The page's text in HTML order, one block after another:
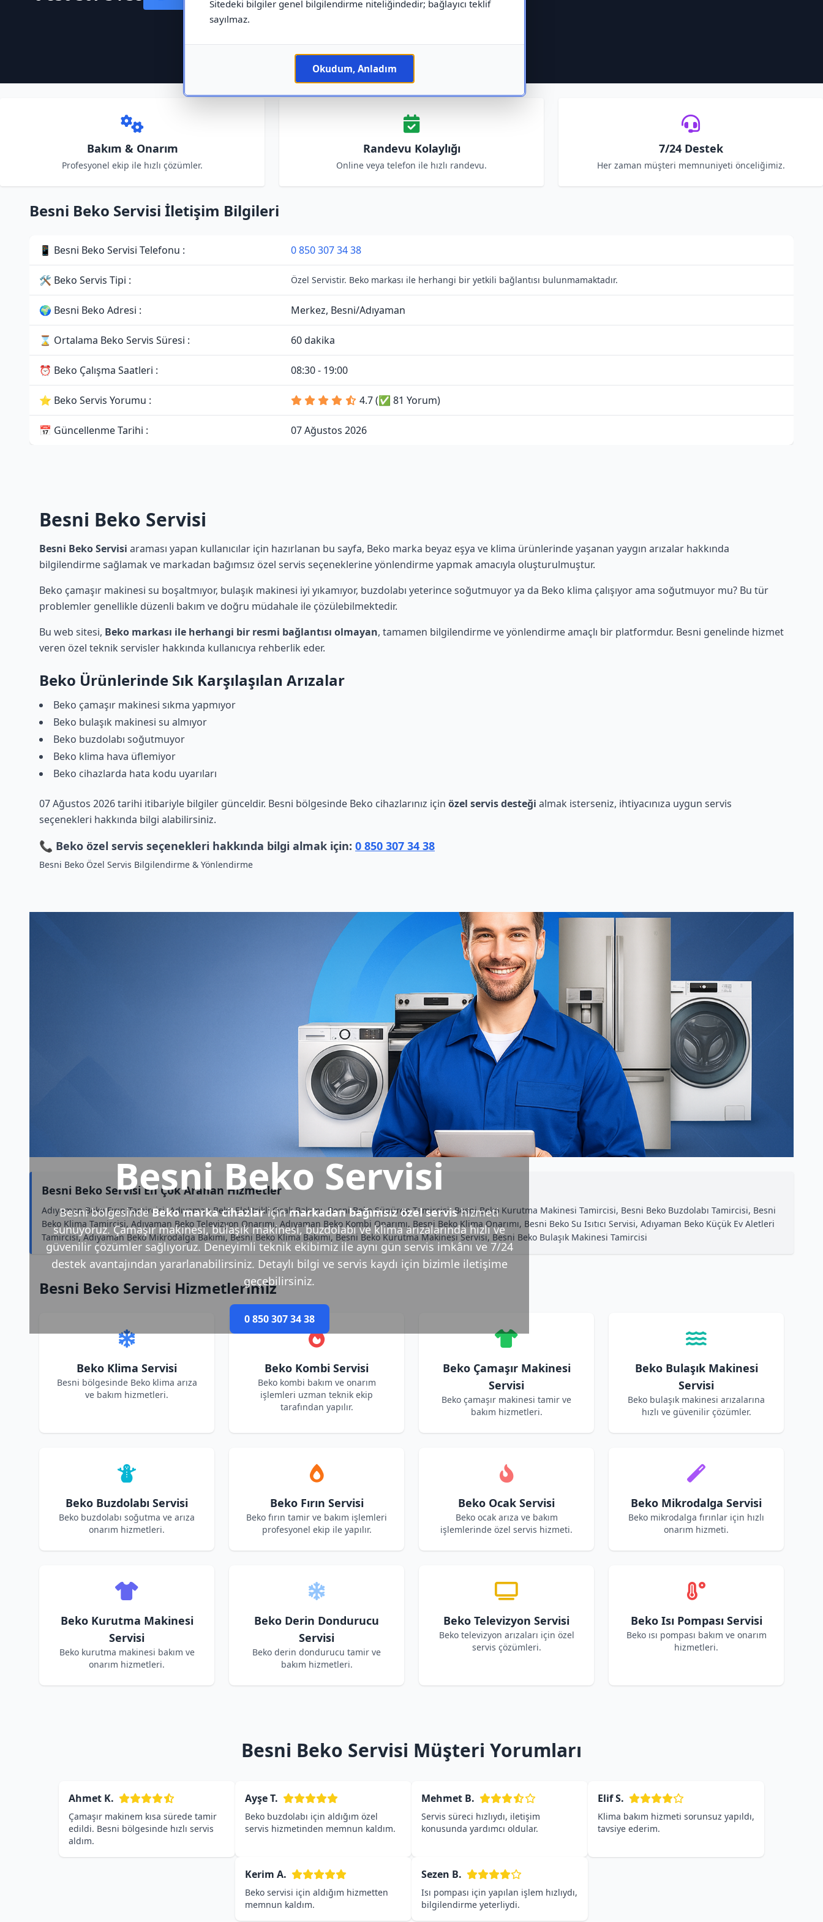
Sitedeki bilgiler genel bilgilendirme niteliğindedir; bağlayıcı teklif
sayılmaz.
Okudum, Anladım
Bakım & Onarım
Profesyonel ekip ile hızlı çözümler.
Randevu Kolaylığı
Online veya telefon ile hızlı randevu.
7/24 Destek
Her zaman müşteri memnuniyeti önceliğimiz.
Besni Beko Servisi İletişim Bilgileri
📱 Besni Beko Servisi Telefonu : 0 850 307 34 38
🛠 Beko Servis Tipi : Özel Servistir. Beko markası ile herhangi bir yetkili bağlantısı bulunmamaktadır.
🌍 Besni Beko Adresi : Merkez, Besni/Adıyaman
⌛ Ortalama Beko Servis Süresi : 60 dakika
⏰ Beko Çalışma Saatleri : 08:30 - 19:00
⭐ Beko Servis Yorumu : 4.7 (✅ 81 Yorum)
📅 Güncellenme Tarihi : 07 Ağustos 2026
Besni Beko Servisi
Besni Beko Servisi araması yapan kullanıcılar için hazırlanan bu sayfa, Beko marka beyaz eşya ve klima ürünlerinde yaşanan yaygın arızalar hakkında
bilgilendirme sağlamak ve markadan bağımsız özel servis seçeneklerine yönlendirme yapmak amacıyla oluşturulmuştur.
Beko çamaşır makinesi su boşaltmıyor, bulaşık makinesi iyi yıkamıyor, buzdolabı yeterince soğutmuyor ya da Beko klima çalışıyor ama soğutmuyor mu? Bu tür
problemler genellikle düzenli bakım ve doğru müdahale ile çözülebilmektedir.
Bu web sitesi, Beko markası ile herhangi bir resmi bağlantısı olmayan, tamamen bilgilendirme ve yönlendirme amaçlı bir platformdur. Besni genelinde hizmet
veren özel teknik servisler hakkında kullanıcıya rehberlik eder.
Beko Ürünlerinde Sık Karşılaşılan Arızalar
Beko çamaşır makinesi sıkma yapmıyor
Beko bulaşık makinesi su almıyor
Beko buzdolabı soğutmuyor
Beko klima hava üflemiyor
Beko cihazlarda hata kodu uyarıları
07 Ağustos 2026 tarihi itibariyle bilgiler günceldir. Besni bölgesinde Beko cihazlarınız için özel servis desteği almak isterseniz, ihtiyacınıza uygun servis
seçenekleri hakkında bilgi alabilirsiniz.
📞 Beko özel servis seçenekleri hakkında bilgi almak için: 0 850 307 34 38
Besni Beko Özel Servis Bilgilendirme & Yönlendirme
Besni Beko Servisi
Besni bölgesindeBeko marka cihazlariçinmarkadan bağımsız özel servishizmeti
sunuyoruz. Çamaşır makinesi, bulaşık makinesi, buzdolabı ve klima arızalarında hızlı ve
güvenilir çözümler sağlıyoruz. Deneyimli teknik ekibimiz ile aynı gün servis imkânı ve 7/24
destek avantajından yararlanabilirsiniz. Detaylı bilgi ve servis kaydı için bizimle iletişime
geçebilirsiniz.
0 850 307 34 38
Besni Beko Servisi En Çok Aranan Hizmetler
Adıyaman Beko Fırın Tamircisi, Adıyaman Beko Elektrikli Ocak Bakımı, Besni Beko Süpürge Tamircisi, Besni Beko Kurutma Makinesi Tamircisi, Besni Beko Buzdolabı Tamircisi, Besni
Beko Klima Tamircisi, Adıyaman Beko Televizyon Onarımı, Adıyaman Beko Kombi Onarımı, Besni Beko Klima Onarımı, Besni Beko Su Isıtıcı Servisi, Adıyaman Beko Küçük Ev Aletleri
Tamircisi, Adıyaman Beko Mikrodalga Bakımı, Besni Beko Klima Bakımı, Besni Beko Kurutma Makinesi Servisi, Besni Beko Bulaşık Makinesi Tamircisi
Besni Beko Servisi Hizmetlerimiz
Beko Klima Servisi
Besni bölgesinde Beko klima arıza
ve bakım hizmetleri.
Beko Kombi Servisi
Beko kombi bakım ve onarım
işlemleri uzman teknik ekip
tarafından yapılır.
Beko Çamaşır Makinesi
Servisi
Beko çamaşır makinesi tamir ve
bakım hizmetleri.
Beko Bulaşık Makinesi
Servisi
Beko bulaşık makinesi arızalarına
hızlı ve güvenilir çözümler.
Beko Buzdolabı Servisi
Beko buzdolabı soğutma ve arıza
onarım hizmetleri.
Beko Fırın Servisi
Beko fırın tamir ve bakım işlemleri
profesyonel ekip ile yapılır.
Beko Ocak Servisi
Beko ocak arıza ve bakım
işlemlerinde özel servis hizmeti.
Beko Mikrodalga Servisi
Beko mikrodalga fırınlar için hızlı
onarım hizmeti.
Beko Kurutma Makinesi
Servisi
Beko kurutma makinesi bakım ve
onarım hizmetleri.
Beko Derin Dondurucu
Servisi
Beko derin dondurucu tamir ve
bakım hizmetleri.
Beko Televizyon Servisi
Beko televizyon arızaları için özel
servis çözümleri.
Beko Isı Pompası Servisi
Beko ısı pompası bakım ve onarım
hizmetleri.
Besni Beko Servisi Müşteri Yorumları
Ahmet K.
Çamaşır makinem kısa sürede tamir
edildi. Besni bölgesinde hızlı servis
aldım.
Ayşe T.
Beko buzdolabı için aldığım özel
servis hizmetinden memnun kaldım.
Mehmet B.
Servis süreci hızlıydı, iletişim
konusunda yardımcı oldular.
Elif S.
Klima bakım hizmeti sorunsuz yapıldı,
tavsiye ederim.
Kerim A.
Beko servisi için aldığım hizmetten
memnun kaldım.
Sezen B.
Isı pompası için yapılan işlem hızlıydı,
bilgilendirme yeterliydi.